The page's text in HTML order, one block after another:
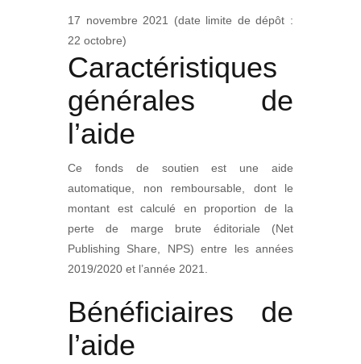
17 novembre 2021 (date limite de dépôt :
22 octobre)
Caractéristiques
générales de
l’aide
Ce fonds de soutien est une aide
automatique, non remboursable, dont le
montant est calculé en proportion de la
perte de marge brute éditoriale (Net
Publishing Share, NPS) entre les années
2019/2020 et l’année 2021.
Bénéficiaires de
l’aide